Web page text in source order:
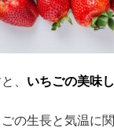
、 いちごの美味
の生長と気温に